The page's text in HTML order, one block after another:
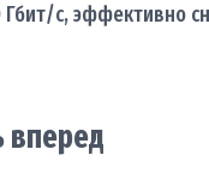
Гбит/с,
вперед